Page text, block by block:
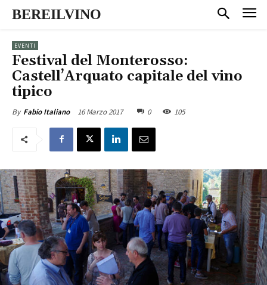
BEREILVINO
EVENTI
Festival del Monterosso:
Castell’Arquato capitale del vino
tipico
By Fabio Italiano 16 Marzo 2017 0 105